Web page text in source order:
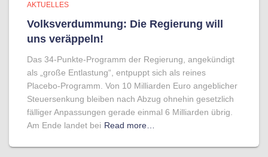
AKTUELLES
Volksverdummung: Die Regierung will
uns veräppeln!
Das 34-Punkte-Programm der Regierung, angekündigt
als „große Entlastung“, entpuppt sich als reines
Placebo-Programm. Von 10 Milliarden Euro angeblicher
Steuersenkung bleiben nach Abzug ohnehin gesetzlich
fälliger Anpassungen gerade einmal 6 Milliarden übrig.
Am Ende landet bei Read more…